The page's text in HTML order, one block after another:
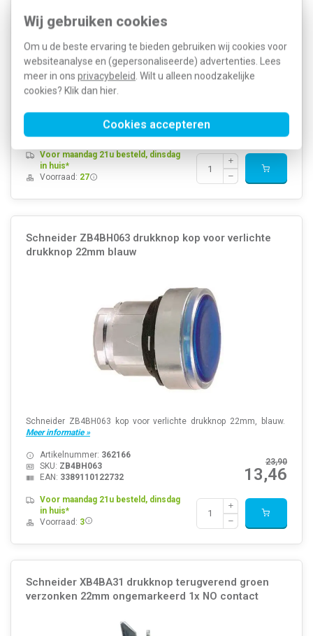
Wij gebruiken cookies
Om u de beste ervaring te bieden gebruiken wij cookies voor
websiteanalyse en (gepersonaliseerde) advertenties. Lees
meer in ons privacybeleid . Wilt u alleen noodzakelijke
cookies? Klik dan hier
Cookies accepteren
Schneider ZB4BW333 kop voor verlichte drukknop diameter 22 mm,
kleur drukknop groen. Kraag materiaal: verchroomd metaal.
Bevestigingsdiameter: 22 mm. Uitvoering: groen verzonken, niet
gemarkeerd. Type operator terugverend.
14,64
Artikelnummer:240493
Voor maandag 21u besteld, dinsdag
in huis*
Voorraad: 27
Schneider ZB4BH063 drukknop kop voor verlichte
drukknop 22mm blauw
Schneider ZB4BH063 kop voor verlichte drukknop 22mm, blauw.
Meer informatie »
23,90
13,46
Artikelnummer: 362166
SKU: ZB4BH063
EAN: 3389110122732
Voor maandag 21u besteld, dinsdag
in huis*
Voorraad: 3
Schneider XB4BA31 drukknop terugverend groen
verzonken 22mm ongemarkeerd 1x NO contact